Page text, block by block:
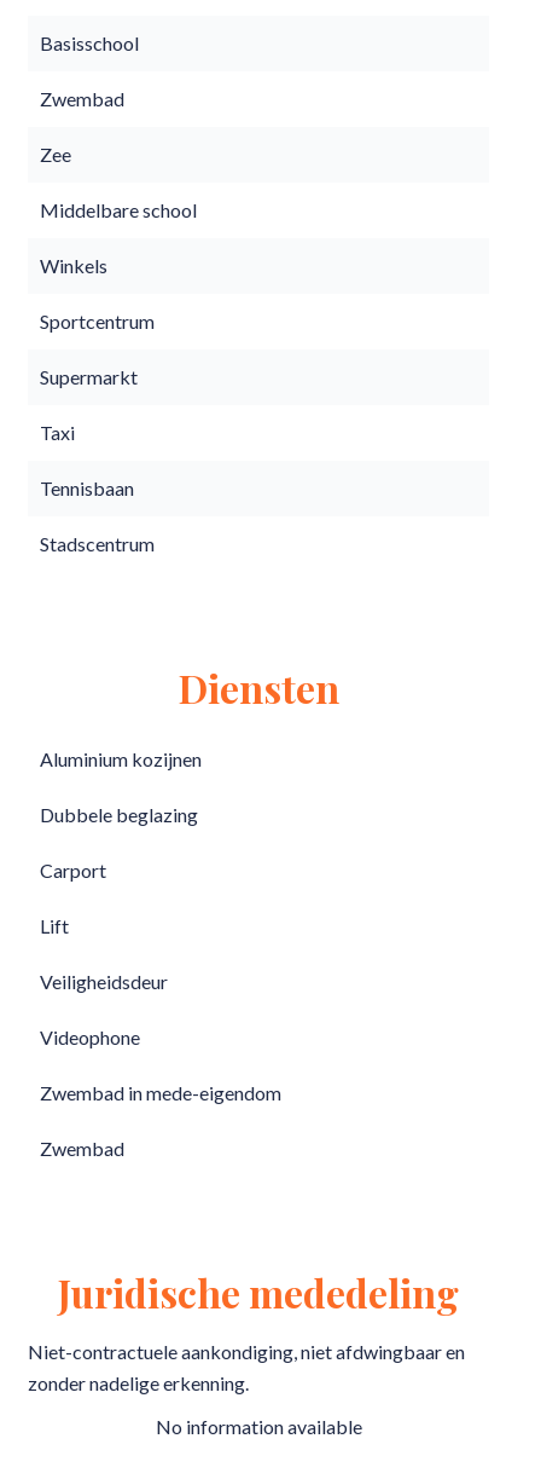
Basisschool
Zwembad
Zee
Middelbare school
Winkels
Sportcentrum
Supermarkt
Taxi
Tennisbaan
Stadscentrum
Diensten
Aluminium kozijnen
Dubbele beglazing
Carport
Lift
Veiligheidsdeur
Videophone
Zwembad in mede-eigendom
Zwembad
Juridische mededeling
Niet-contractuele aankondiging, niet afdwingbaar en
zonder nadelige erkenning.
No information available